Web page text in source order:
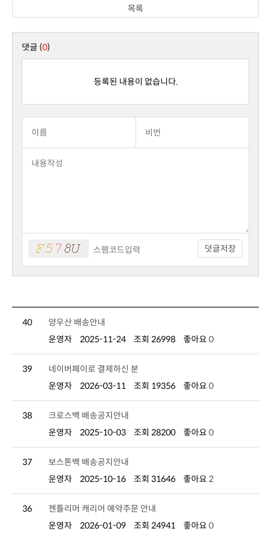
목록
댓글 (0)
등록된 내용이 없습니다.
덧글저장
40
양우산 배송안내
운영자
2025-11-24 조회 26998 좋아요 0
39
네이버페이로 결제하신 분
운영자
2026-03-11 조회 19356 좋아요 0
38
크로스백 배송공지안내
운영자
2025-10-03 조회 28200 좋아요 0
37
보스톤백 배송공지안내
운영자
2025-10-16 조회 31646 좋아요 2
36
젠틀리머 캐리어 예약주문 안내
운영자
2026-01-09 조회 24941 좋아요 0